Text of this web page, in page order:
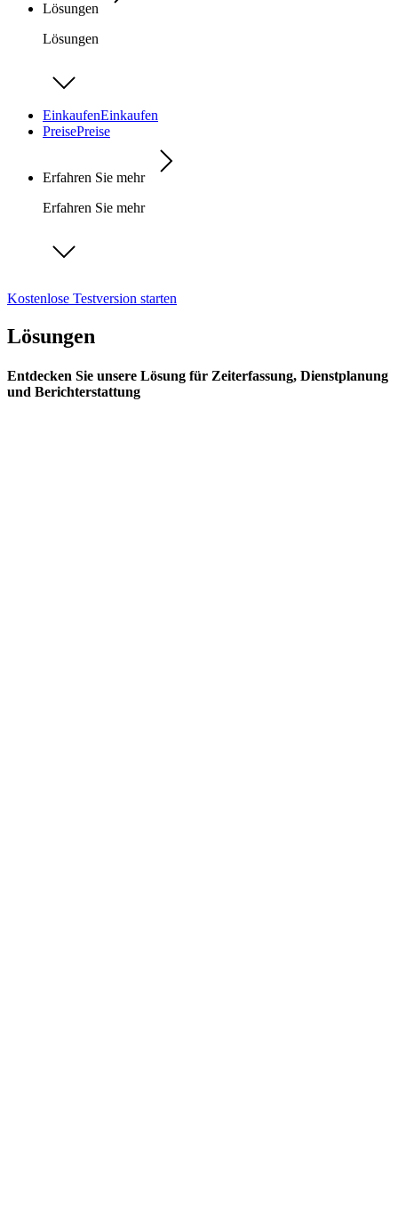
Lösungen
Lösungen
EinkaufenEinkaufen
PreisePreise
Erfahren Sie mehr
Erfahren Sie mehr
Kostenlose Testversion starten
Lösungen
Entdecken Sie unsere Lösung für Zeiterfassung, Dienstplanung
und Berichterstattung